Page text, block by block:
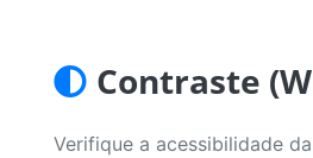
Contraste
Verifique a acessibilidade